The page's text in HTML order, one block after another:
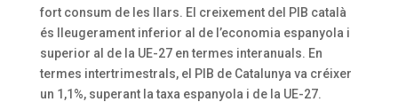
fort consum de les llars. El creixement del PIB català
és lleugerament inferior al de l’economia espanyola i
superior al de la UE-27 en termes interanuals. En
termes intertrimestrals, el PIB de Catalunya va créixer
un 1,1%, superant la taxa espanyola i de la UE-27.